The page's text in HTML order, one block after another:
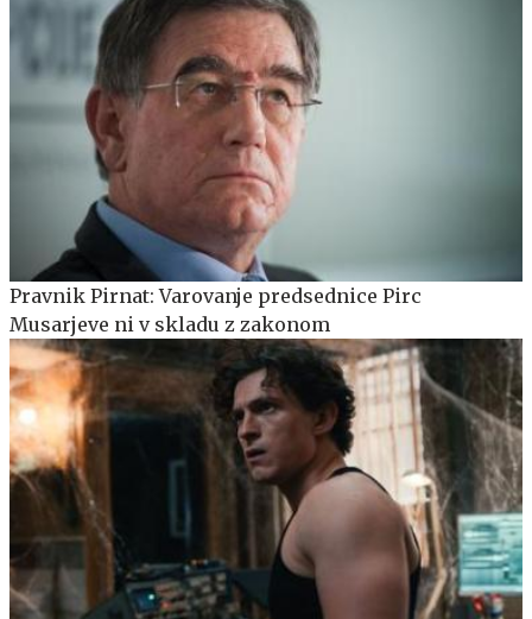
Pravnik Pirnat: Varovanje predsednice Pirc
Musarjeve ni v skladu z zakonom